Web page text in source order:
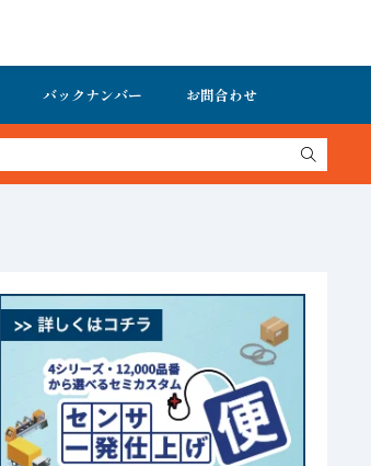
バックナンバー お問合わせ